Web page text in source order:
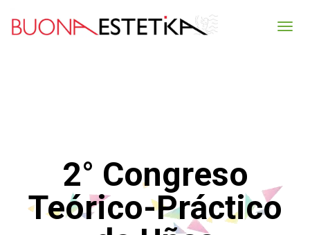
2° Congreso
Teórico-Práctico